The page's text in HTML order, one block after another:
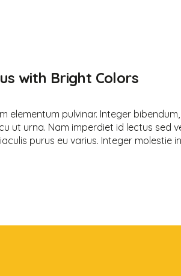
with Bright Colors
elementum pulvinar. Integer
ut urna. Nam imperdiet id lectus sed
purus eu varius. Integer molestie